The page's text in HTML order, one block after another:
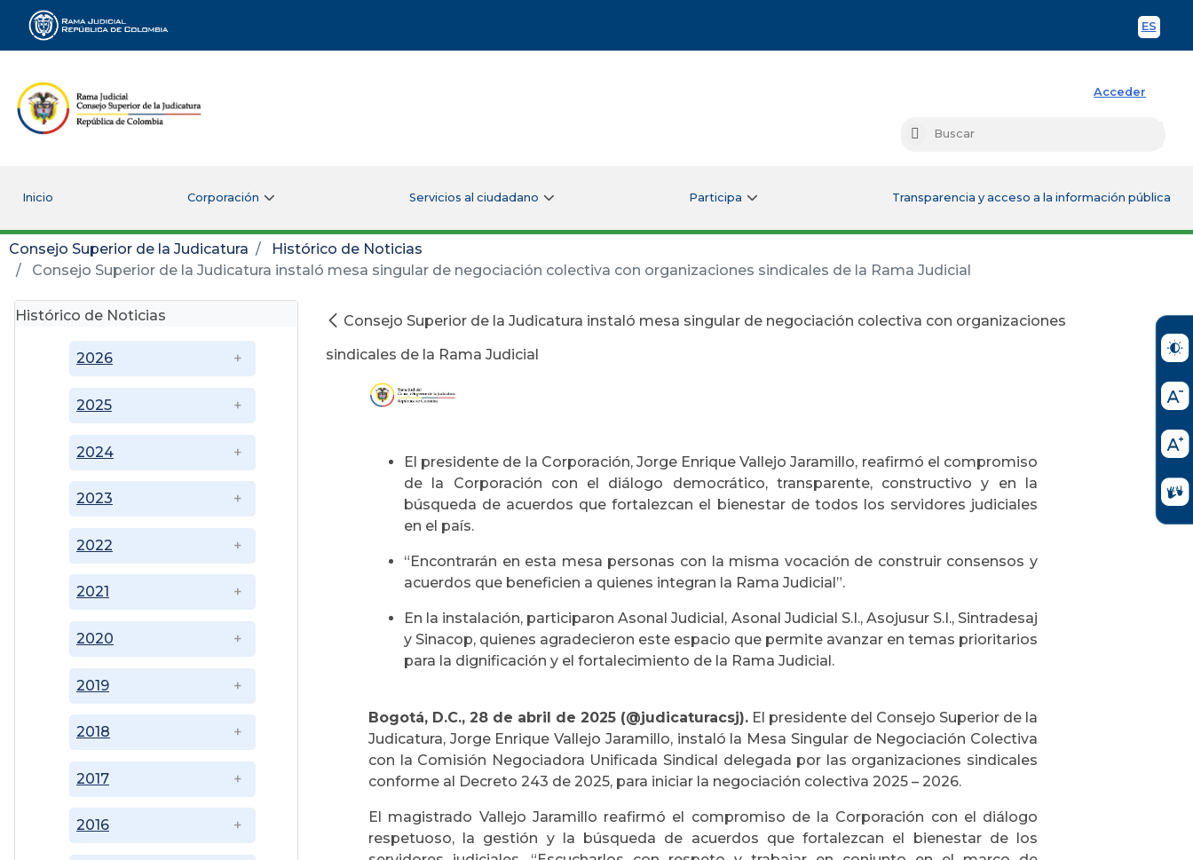
ES
Rama Judicial
Acceder
Buscar
Inicio Corporación Servicios al ciudadano Participa Transparencia y acceso a la información pública
Consejo Superior de la Judicatura
Histórico de Noticias
Consejo Superior de la Judicatura instaló mesa singular de negociación colectiva con organizaciones sindicales de la Rama Judicial
Histórico de Noticias
2016
2017
2018
2019
2020
2021
2022
2023
2024
2025
2026
Consejo Superior de la Judicatura instaló mesa singular de negociación colectiva con organizaciones
sindicales de la Rama Judicial
El presidente de la Corporación, Jorge Enrique Vallejo Jaramillo, reafirmó el compromiso
de la Corporación con el diálogo democrático, transparente, constructivo y en la
búsqueda de acuerdos que fortalezcan el bienestar de todos los servidores judiciales
en el país.
“Encontrarán en esta mesa personas con la misma vocación de construir consensos y
acuerdos que beneficien a quienes integran la Rama Judicial”.
En la instalación, participaron Asonal Judicial, Asonal Judicial S.I., Asojusur S.I., Sintradesaj
y Sinacop, quienes agradecieron este espacio que permite avanzar en temas prioritarios
para la dignificación y el fortalecimiento de la Rama Judicial.
Bogotá, D.C., 28 de abril de 2025 (@judicaturacsj). El presidente del Consejo Superior de la
Judicatura, Jorge Enrique Vallejo Jaramillo, instaló la Mesa Singular de Negociación Colectiva
con la Comisión Negociadora Unificada Sindical delegada por las organizaciones sindicales
conforme al Decreto 243 de 2025, para iniciar la negociación colectiva 2025 – 2026.
El magistrado Vallejo Jaramillo reafirmó el compromiso de la Corporación con el diálogo
respetuoso, la gestión y la búsqueda de acuerdos que fortalezcan el bienestar de los